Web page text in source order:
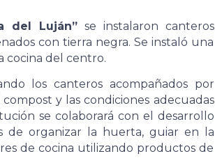
del Luján” se instalaron canteros
con tierra negra. Se instaló una
cocina del centro.
los canteros acompañados por
y las condiciones adecuadas
se colaborará con el desarrollo
de organizar la huerta, guiar en la
de cocina utilizando productos de